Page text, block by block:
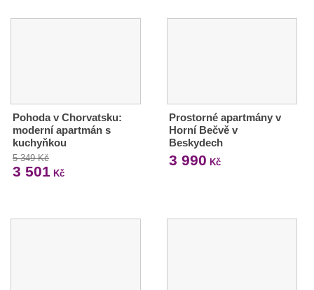
Pohoda v Chorvatsku:
moderní apartmán s
kuchyňkou
5 349 Kč
3 501 Kč
Prostorné apartmány v
Horní Bečvě v
Beskydech
3 990 Kč